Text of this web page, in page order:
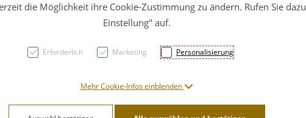
Aegypt
PZN: 2696678
die Möglichkeit ihre Cookie-Zustimmung zu ändern. Rufen Sie
Einstellung" auf.
Erforderlich Marketing Personalisierung
Mehr Cookie-Infos einblenden